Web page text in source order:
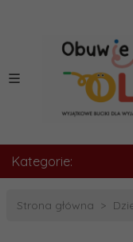
Kategorie:
Strona główna